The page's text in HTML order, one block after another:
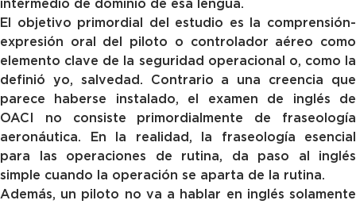
intermedio de dominio de esa lengua.
El objetivo primordial del estudio es la comprensión-
expresión oral del piloto o controlador aéreo como
elemento clave de la seguridad operacional o, como la
definió yo, salvedad. Contrario a una creencia que
parece haberse instalado, el examen de inglés de
OACI no consiste primordialmente de fraseología
aeronáutica. En la realidad, la fraseología esencial
para las operaciones de rutina, da paso al inglés
simple cuando la operación se aparta de la rutina.
Además, un piloto no va a hablar en inglés solamente